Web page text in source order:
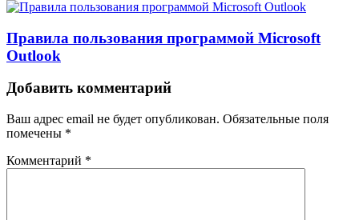
Правила пользования программой Microsoft
Outlook
Добавить комментарий
Ваш адрес email не будет опубликован. Обязательные поля
помечены *
Комментарий *